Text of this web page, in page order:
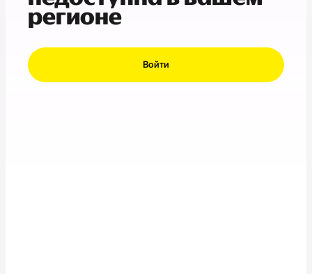
регионе
Войти